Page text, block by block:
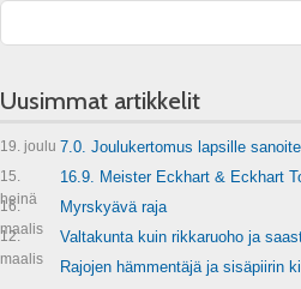
Uusimmat artikkelit
19. joulu 7.0. Joulukertomus lapsille
15.
heinä
16.9. Meister Eckhart & Eckhart
16.
maalis
Myrskyävä raja
12.
maalis
Valtakunta kuin rikkaruoho ja
Rajojen hämmentäjä ja sisäpiirin